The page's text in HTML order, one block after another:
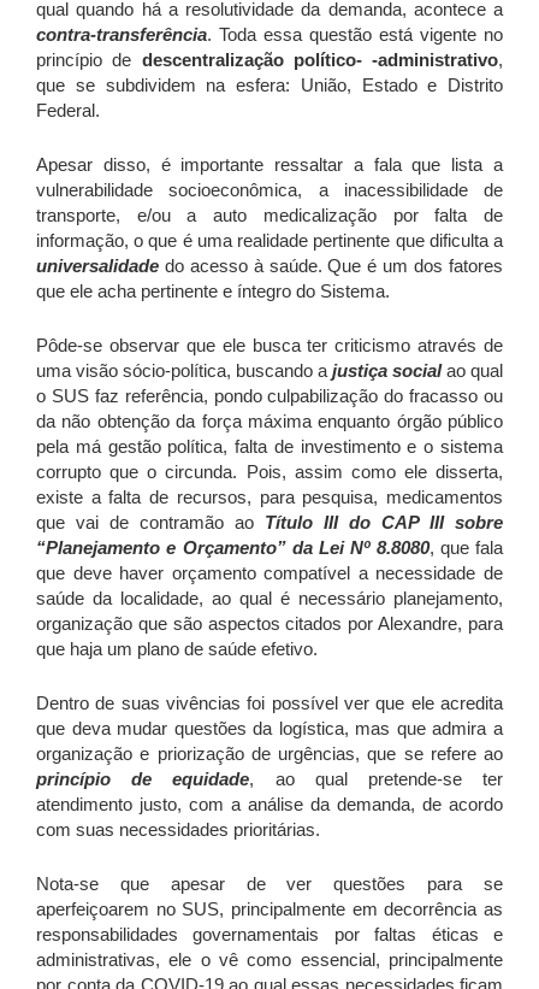
qual quando há a resolutividade da demanda, acontece a
contra-transferência. Toda essa questão está vigente no
princípio de descentralização político- -administrativo,
que se subdividem na esfera: União, Estado e Distrito
Federal.
Apesar disso, é importante ressaltar a fala que lista a
vulnerabilidade socioeconômica, a inacessibilidade de
transporte, e/ou a auto medicalização por falta de
informação, o que é uma realidade pertinente que dificulta a
universalidade do acesso à saúde. Que é um dos fatores
que ele acha pertinente e íntegro do Sistema.
Pôde-se observar que ele busca ter criticismo através de
uma visão sócio-política, buscando a justiça socialao qual
o SUS faz referência, pondo culpabilização do fracasso ou
da não obtenção da força máxima enquanto órgão público
pela má gestão política, falta de investimento e o sistema
corrupto que o circunda. Pois, assim como ele disserta,
existe a falta de recursos, para pesquisa, medicamentos
que vai de contramão ao Título III do CAP III sobre
“Planejamento e Orçamento” da Lei Nº 8.8080, que fala
que deve haver orçamento compatível a necessidade de
saúde da localidade, ao qual é necessário planejamento,
organização que são aspectos citados por Alexandre, para
que haja um plano de saúde efetivo.
Dentro de suas vivências foi possível ver que ele acredita
que deva mudar questões da logística, mas que admira a
organização e priorização de urgências, que se refere ao
princípio de equidade, ao qual pretende-se ter
atendimento justo, com a análise da demanda, de acordo
com suas necessidades prioritárias.
Nota-se que apesar de ver questões para se
aperfeiçoarem no SUS, principalmente em decorrência as
responsabilidades governamentais por faltas éticas e
administrativas, ele o vê como essencial, principalmente
por conta da COVID-19 ao qual essas necessidades ficam